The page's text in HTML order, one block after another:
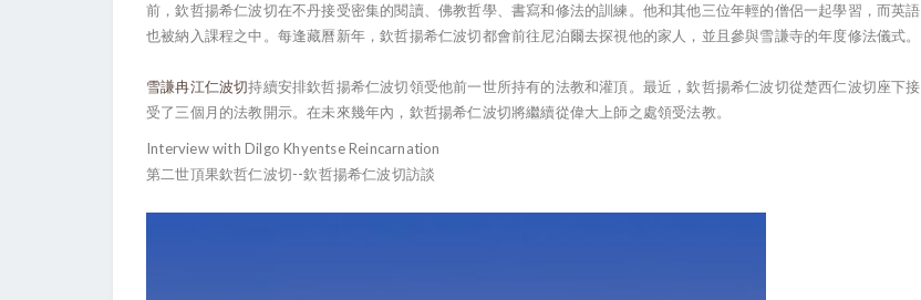
前，欽哲揚希仁波切在不丹接受密集的閱讀、佛教哲學、書寫和修法的訓練。他和其他三位年輕的僧侶一起學習，而英語
也被納入課程之中。每逢藏曆新年，欽哲揚希仁波切都會前往尼泊爾去探視他的家人，並且參與雪謙寺的年度修法儀式。
雪謙冉江仁波切持續安排欽哲揚希仁波切領受他前一世所持有的法教和灌頂。最近，欽哲揚希仁波切從楚西仁波切座下接
受了三個月的法教開示。在未來幾年內，欽哲揚希仁波切將繼續從偉大上師之處領受法教。
Interview with Dilgo Khyentse Reincarnation
第二世頂果欽哲仁波切--欽哲揚希仁波切訪談